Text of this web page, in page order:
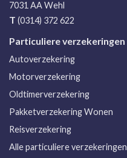
7031 AAWehl
T (0314) 372 622
Particuliere verzekeringen
Autoverzekering
Motorverzekering
Oldtimerverzekering
Pakketverzekering Wonen
Reisverzekering
Alle particuliere verzekeringen